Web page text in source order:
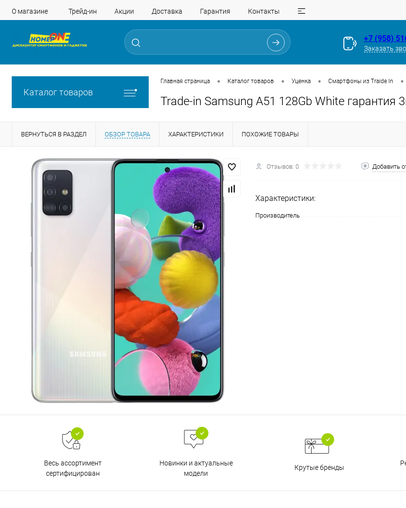
О магазине Трейд-ин Акции Доставка Гарантия Контакты
+7 (958)
Заказать
Каталог товаров
Главная страница • Каталог товаров • Уценка • Смартфоны из Traide In •
Trade-in Samsung A51 128Gb White гарантия
ВЕРНУТЬСЯ В РАЗДЕЛ ОБЗОР ТОВАРА ХАРАКТЕРИСТИКИ ПОХОЖИЕ ТОВАРЫ
Отзывов: 0 Добавить
Характеристики:
Производитель
Весь ассортимент
сертифицирован
Новинки и актуальные
модели
Крутые бренды
Для клиентов всех банков
Разбейтеоплату
на частибез переплат
Получайте товарвыбранный способом
с вашей картыпо25%каждые 2 недели